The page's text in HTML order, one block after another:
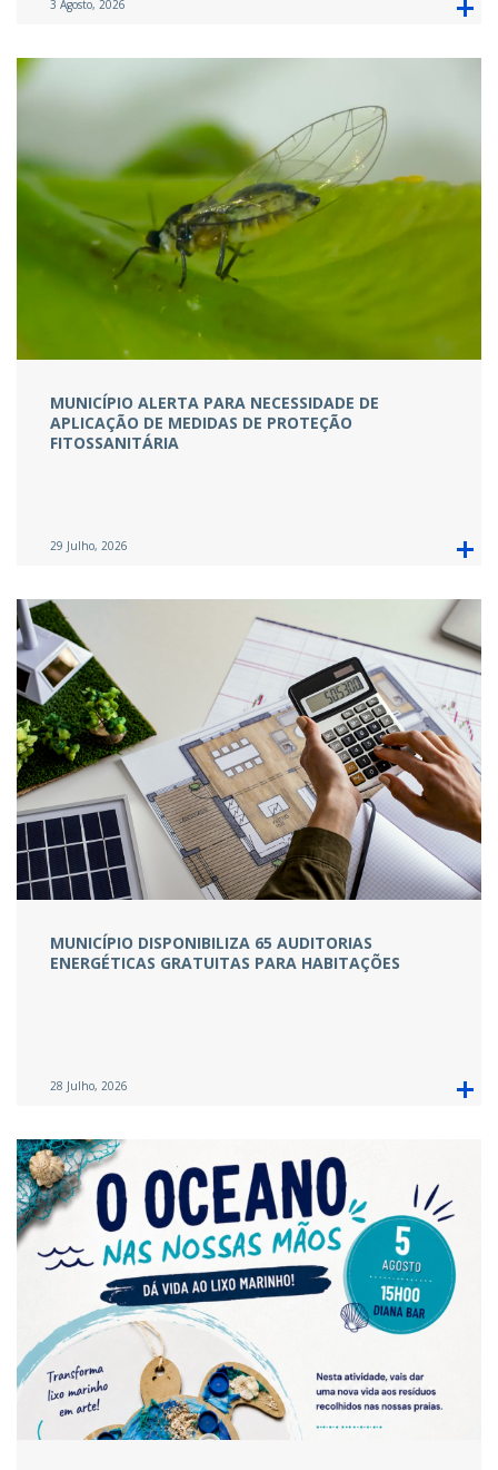
3 Agosto, 2026
MUNICÍPIO ALERTA PARA NECESSIDADE DE
APLICAÇÃO DE MEDIDAS DE PROTEÇÃO
FITOSSANITÁRIA
29 Julho, 2026
MUNICÍPIO DISPONIBILIZA 65 AUDITORIAS
ENERGÉTICAS GRATUITAS PARA HABITAÇÕES
28 Julho, 2026